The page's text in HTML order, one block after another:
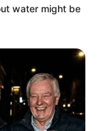
water might be